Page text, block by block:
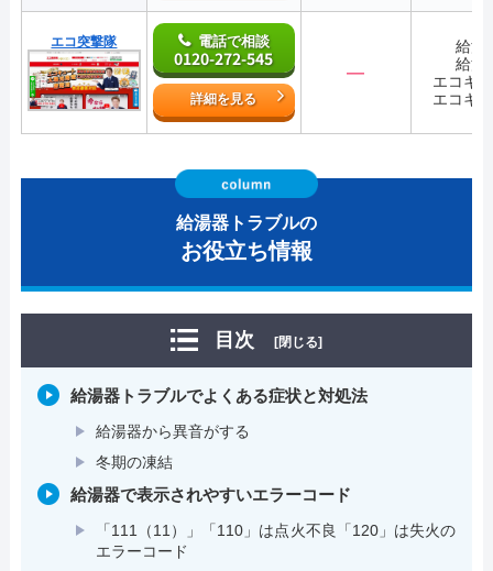
エコ突撃隊 電話で相談
0120-272-545
詳細を見る
―
給湯
給湯
エコキ
エコキ
給湯器トラブルの
お役立ち情報
目次 [閉じる]
給湯器トラブルでよくある症状と対処法
給湯器から異音がする
冬期の凍結
給湯器で表示されやすいエラーコード
「111（11）」「110」は点火不良「120」は失火の
エラーコード